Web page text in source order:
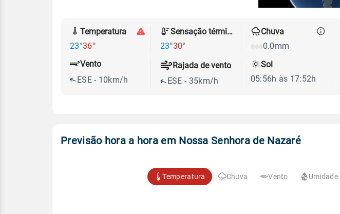
Temperatura
23°36°
Sensação térmica
23°30°
Chuva
0.0mm
Vento
ESE - 10km/h
Rajada de vento
ESE - 35km/h
Sol
05:56h às 17:52h
Previsão hora a hora em Nossa Senhora de Nazaré
Temperatura Chuva Vento Umidade